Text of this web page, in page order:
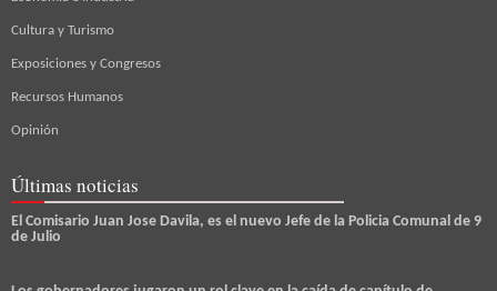
Cultura y Turismo
Exposiciones y Congresos
Recursos Humanos
Opinión
Últimas noticias
El Comisario Juan Jose Davila, es el nuevo Jefe de la Policia Comunal de 9
de Julio